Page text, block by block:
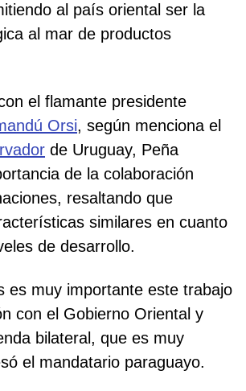
al país oriental ser la
al mar de productos
el flamante presidente
Orsi, según menciona el
de Uruguay, Peña
de la colaboración
resaltando que
similares en cuanto
de desarrollo.
es muy importante este trabajo
con el Gobierno Oriental y
bilateral, que es muy
el mandatario paraguayo.